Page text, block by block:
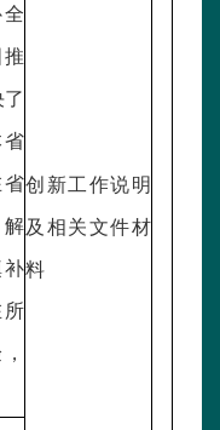
解
创新工作说明
及相关文件材
料